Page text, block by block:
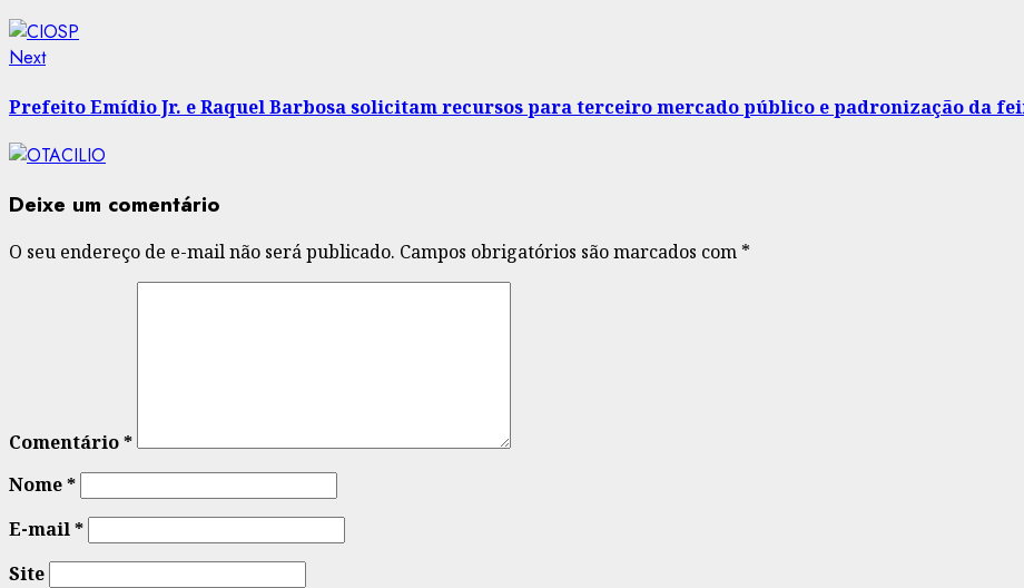
NextNext
Prefeito Emídio Jr. e Raquel Barbosa solicitam recursos para terceiro mercado público e padronização da
Deixe um comentário
O seu endereço de e-mail não será publicado. Campos obrigatórios são marcados com *
Comentário*
Nome*
E-mail*
Site